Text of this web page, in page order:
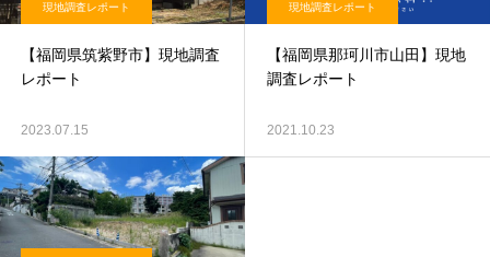
現地調査レポート
【福岡県筑紫野市】現地調査
レポート
2023.07.15
現地調査レポート
【福岡県那珂川市山田】現地
調査レポート
2021.10.23